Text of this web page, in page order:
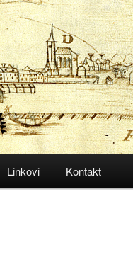
Linkovi Kontakt